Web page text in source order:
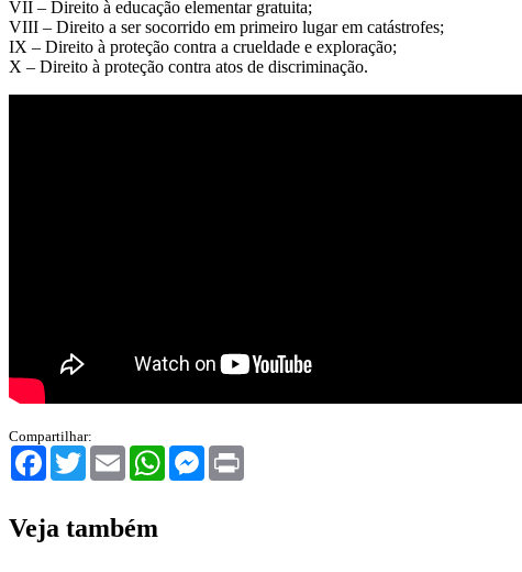
VII – Direito à educação elementar gratuita;
VIII – Direito a ser socorrido em primeiro lugar em catástrofes;
IX – Direito à proteção contra a crueldade e exploração;
X – Direito à proteção contra atos de discriminação.
Compartilhar:
Facebook
TwitterEmail WhatsAppMessenger
Veja também